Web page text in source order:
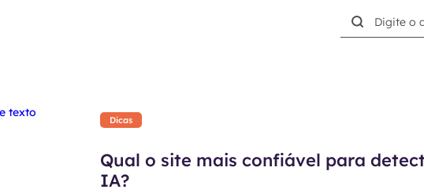
Buscar
Dicas
Qual o site mais confiável para
IA?